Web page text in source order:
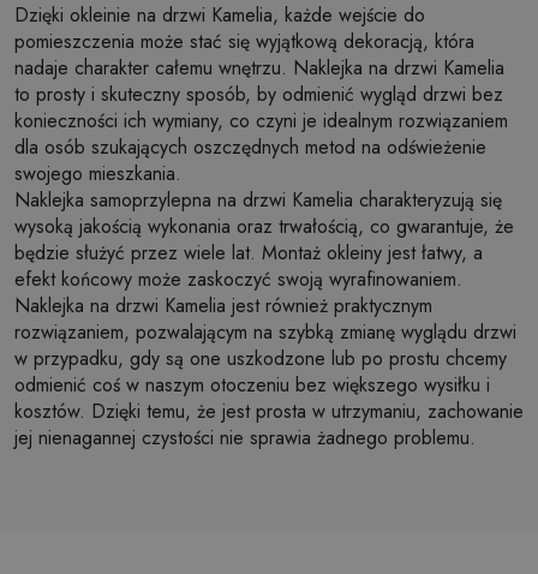
Dzięki okleinie na drzwi Kamelia, każde wejście do
pomieszczenia może stać się wyjątkową dekoracją, która
nadaje charakter całemu wnętrzu. Naklejka na drzwi Kamelia
to prosty i skuteczny sposób, by odmienić wygląd drzwi bez
konieczności ich wymiany, co czyni je idealnym rozwiązaniem
dla osób szukających oszczędnych metod na odświeżenie
swojego mieszkania.
Naklejka samoprzylepna na drzwi Kamelia charakteryzują się
wysoką jakością wykonania oraz trwałością, co gwarantuje, że
będzie służyć przez wiele lat. Montaż okleiny jest łatwy, a
efekt końcowy może zaskoczyć swoją wyrafinowaniem.
Naklejka na drzwi Kamelia jest również praktycznym
rozwiązaniem, pozwalającym na szybką zmianę wyglądu drzwi
w przypadku, gdy są one uszkodzone lub po prostu chcemy
odmienić coś w naszym otoczeniu bez większego wysiłku i
kosztów. Dzięki temu, że jest prosta w utrzymaniu, zachowanie
jej nienagannej czystości nie sprawia żadnego problemu.